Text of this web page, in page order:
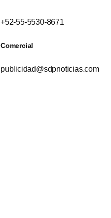
+52-55-5530-8671
Comercial
publicidad@sdpnoticias.com